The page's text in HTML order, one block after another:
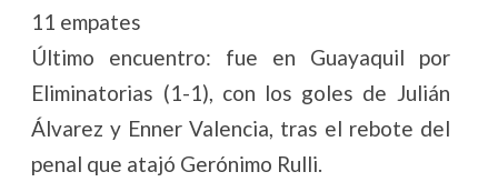
11 empates
Último encuentro: fue en Guayaquil por
Eliminatorias (1-1), con los goles de Julián
Álvarez y Enner Valencia, tras el rebote del
penal que atajó Gerónimo Rulli.